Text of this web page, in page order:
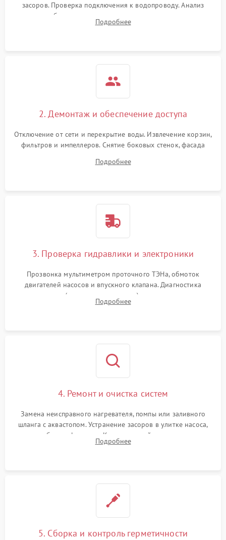
засоров. Проверка подключения к водопроводу. Анализ
жалоб на отсутствие слива, нагрева, вращения
разбрызгивателей или срабатывание системы защиты
Подробнее
2. Демонтаж и обеспечение доступа
Отключение от сети и перекрытие воды. Извлечение корзин,
фильтров и импеллеров. Снятие боковых стенок, фасада
циркуляционному насосу, ТЭНу и сливной помпе.
Подробнее
3. Проверка гидравлики и электроники
Прозвонка мультиметром проточного ТЭНа, обмоток
двигателей насосов и впускного клапана. Диагностика
прессостата (датчика уровня воды), датчика мутности,
концевика дверцы и электронного модуля управления.
Подробнее
4. Ремонт и очистка систем
Замена неисправного нагревателя, помпы или заливного
шланга с аквастопом. Устранение засоров в улитке насоса,
патрубках и фильтрах. Компонентный ремонт платы
управления, восстановление поврежденной проводки.
Подробнее
5. Сборка и контроль герметичности